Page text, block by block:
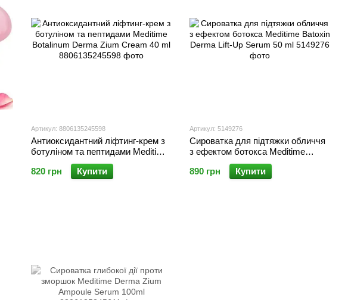
Артикул: 8806135245598
Антиоксидантний ліфтинг-крем з
ботуліном та пептидами Meditime
Botalinum Derma Zium Cream 40
ml
820 грн Купити
Артикул: 5149276
Сироватка для підтяжки обличчя
з ефектом ботокса Meditime
Batoxin Derma Lift-Up Serum 50 ml
890 грн
Купити